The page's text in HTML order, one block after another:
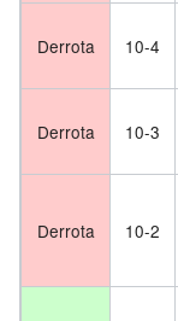
Derrota 10-4
Derrota 10-3
Derrota 10-2